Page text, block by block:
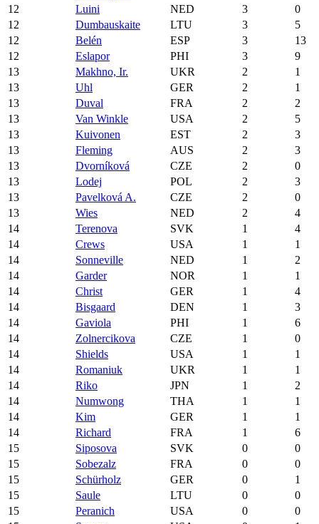
12
Luini NED 3
0
12
Dumbauskaite LTU 3
5
12
Belén ESP 3
13
12
Eslapor PHI 3
9
13
Makhno, Ir. UKR 2
1
13
Uhl GER 2
1
13
Duval FRA 2
2
13
Van Winkle USA 2
5
13
Kuivonen EST 2
3
13
Fleming AUS 2
3
13
Dvorníková CZE 2
0
13
Lodej POL 2
3
13
Pavelková A. CZE 2
0
13
Wies NED 2
4
14
Terenova SVK 1
4
14
Crews USA 1
1
14
Sonneville NED 1
2
14
Garder NOR 1
1
14
Christ GER 1
4
14
Bisgaard DEN 1
3
14
Gaviola PHI 1
6
14
Zolnercikova CZE 1
0
14
Shields USA 1
1
14
Romaniuk UKR 1
1
14
Riko JPN 1
2
14
Numwong THA 1
1
14
Kim GER 1
1
14
Richard FRA 1
6
15
Siposova SVK 0
0
15
Sobezalz FRA 0
0
15
Schürholz GER 0
1
15
Saule LTU 0
0
15
Peranich USA 0
0